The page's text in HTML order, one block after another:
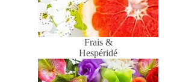
Frais &
Hespéridé